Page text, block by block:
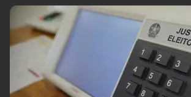
Agronegócios
Brasil
Brasil Mineral
Tecnologia
Cinema
Comportamento
Infraestrutura
Internacional
Meio
Política
Saúde
Tempo